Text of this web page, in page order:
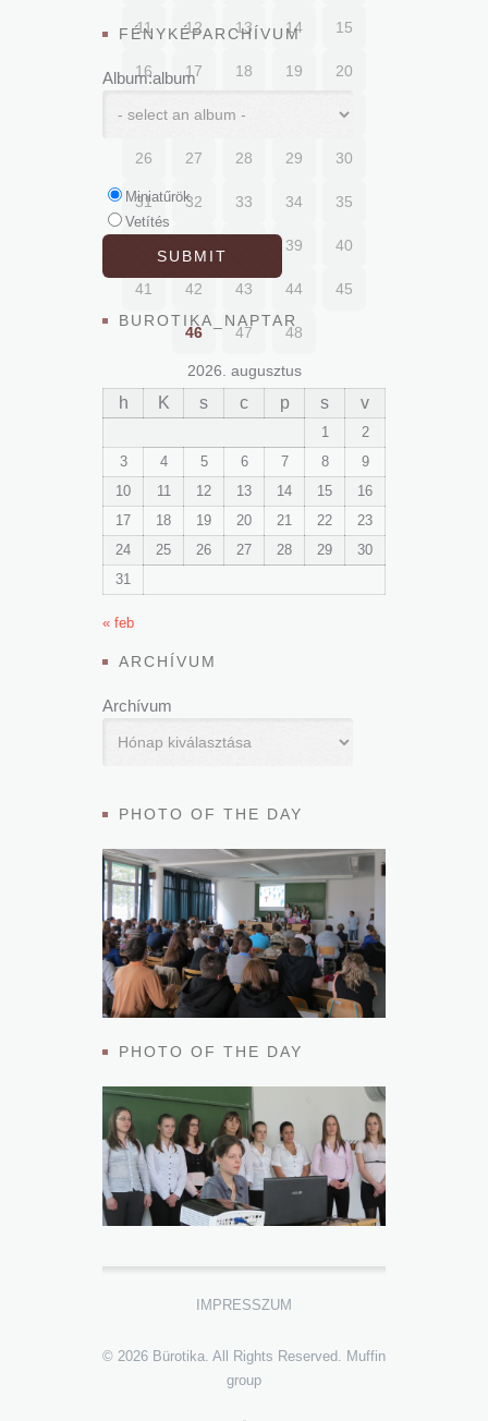
11 12 13 14 15
16 17 18 19 20
21 22 23 25
26 27 28 29 30
31 32 33 34 35
39 40
41 42 43 44 45
46 47 48
FÉNYKÉPARCHÍVUM
Album:album
Miniatűrök
Vetítés
BUROTIKA_NAPTAR
2026. augusztus
h K s c p s v
1
2
3
4 5 6 7 8
9
10
11 12 13 14 15
16
17
18 19 20 21 22
23
24
25 26 27 28 29
30
31
« feb
ARCHÍVUM
Archívum
PHOTO OF THE DAY
PHOTO OF THE DAY
IMPRESSZUM
© 2026 Bürotika. All Rights Reserved. Muffin
group